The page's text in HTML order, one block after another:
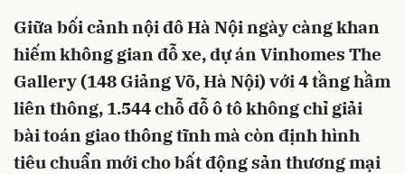
Giữa bối cảnh nội đô Hà Nội ngày càng khan
hiếm không gian đỗ xe, dự án Vinhomes The
Gallery (148 Giảng Võ, Hà Nội) với 4 tầng hầm
liên thông, 1.544 chỗ đỗ ô tô không chỉ giải
bài toán giao thông tĩnh mà còn định hình
tiêu chuẩn mới cho bất động sản thương mại